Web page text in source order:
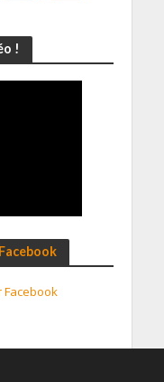
!
Facebook